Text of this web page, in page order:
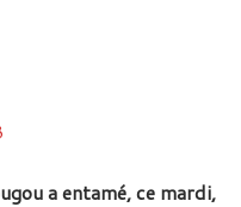
a entamé, ce mardi,